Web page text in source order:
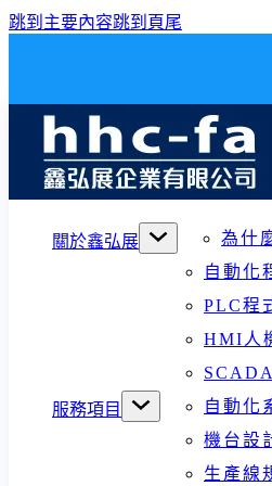
跳到主要內容跳到頁尾
關於鑫弘展 為什
服務項目
自動化
PLC程
HMI人
自動化
機台設
生產線